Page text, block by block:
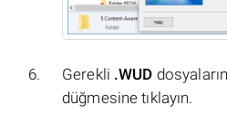
Gerekli .WUD
düğmesine tıklayın.